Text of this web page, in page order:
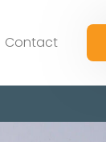
Contact